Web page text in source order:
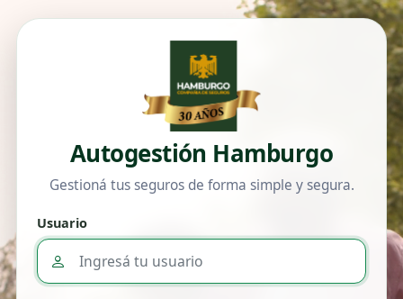
Autogestión Hamburgo
Gestioná tus seguros de forma simple y segura.
Usuario